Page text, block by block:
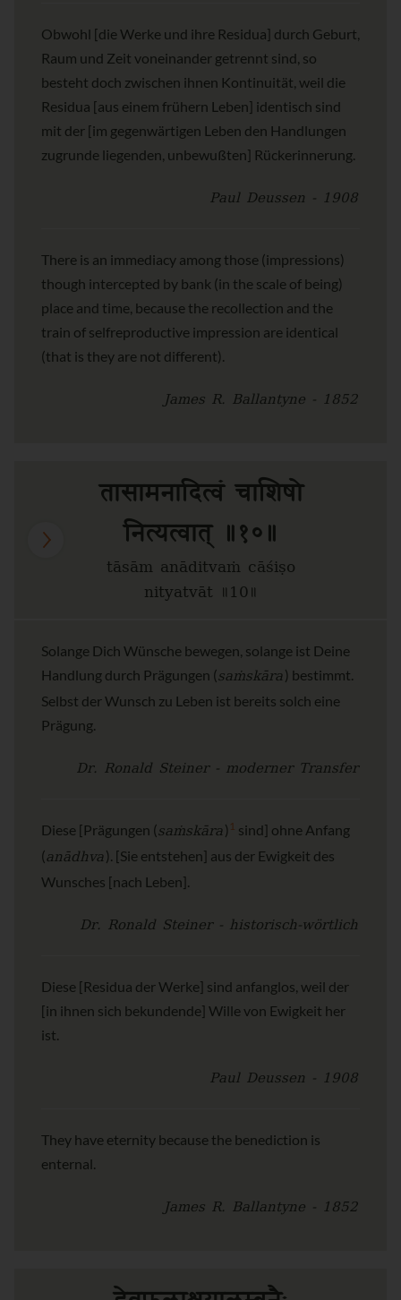
Obwohl [die Werke und ihre Residua] durch Geburt,
Raum und Zeit voneinander getrennt sind, so
besteht doch zwischen ihnen Kontinuität, weil die
Residua [aus einem frühern Leben] identisch sind
mit der [im gegenwärtigen Leben den Handlungen
zugrunde liegenden, unbewußten] Rückerinnerung.
Paul Deussen - 1908
There is an immediacy among those (impressions)
though intercepted by bank (in the scale of being)
place and time, because the recollection and the
train of selfreproductive impression are identical
(that is they are not different).
James R. Ballantyne - 1852
तासामनादित्वं चाशिषो
नित्यत्वात् ॥१०॥
tāsām anāditvaṁ cāśiṣo
nityatvāt ॥10॥
Solange Dich Wünsche bewegen, solange ist Deine
Handlung durch Prägungen (saṁskāra ) bestimmt.
Selbst der Wunsch zu Leben ist bereits solch eine
Prägung.
Dr. Ronald Steiner - moderner Transfer
Diese [Prägungen (saṁskāra ) 1 sind] ohne Anfang
(anādhva ). [Sie entstehen] aus der Ewigkeit des
Wunsches [nach Leben].
Dr. Ronald Steiner - historisch-wörtlich
Diese [Residua der Werke] sind anfanglos, weil der
[in ihnen sich bekundende] Wille von Ewigkeit her
ist.
Paul Deussen - 1908
They have eternity because the benediction is
enternal.
James R. Ballantyne - 1852